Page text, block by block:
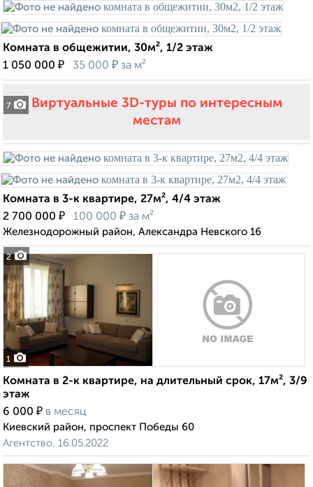
7
Комната в общежитии, 30м², 1/2 этаж
1 050 000 ₽ 35 000 ₽ за м²
Виртуальные 3D-туры по интересным
местам
2
Комната в 3-к квартире, 27м², 4/4 этаж
2 700 000 ₽ 100 000 ₽ за м²
Железнодорожный район, Александра Невского 16
1
Комната в 2-к квартире, на длительный срок, 17м², 3/9
этаж
6 000 ₽ в месяц
Киевский район, проспект Победы 60
Агентство, 16.05.2022